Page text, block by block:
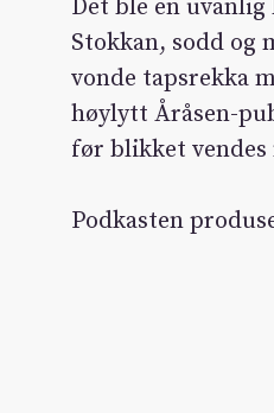
Det ble en
Stokkan, sodd og
vonde tapsrekka
høylytt Åråsen-
før blikket
Podkasten